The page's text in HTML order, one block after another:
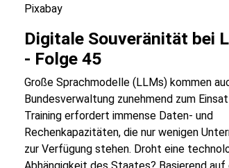
Pixabay
Digitale Souveränität bei
- Folge 45
Große Sprachmodelle (LLMs) kommen
Bundesverwaltung zunehmend zum
Training erfordert immense Daten- und
Rechenkapazitäten, die nur wenigen
zur Verfügung stehen. Droht eine